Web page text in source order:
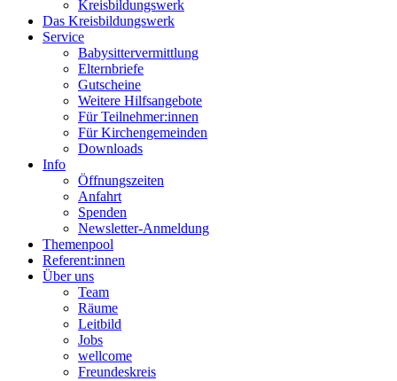
Kreisbildungswerk
Das Kreisbildungswerk
Service
Babysittervermittlung
Elternbriefe
Gutscheine
Weitere Hilfsangebote
Für Teilnehmer:innen
Für Kirchengemeinden
Downloads
Info
Öffnungszeiten
Anfahrt
Spenden
Newsletter-Anmeldung
Themenpool
Referent:innen
Über uns
Team
Räume
Leitbild
Jobs
wellcome
Freundeskreis